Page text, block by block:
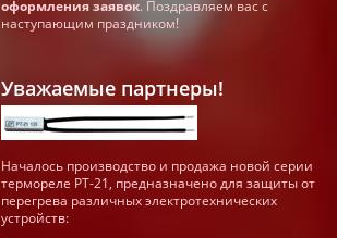
оформления заявок. Поздравляем вас с
наступающим праздником!
Уважаемые партнеры!
Началось производство и продажа новой серии
термореле РТ-21, предназначено для защиты от
перегрева различных электротехнических
устройств: